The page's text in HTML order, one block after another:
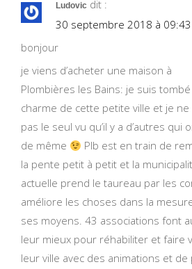
Ludovic dit :
30 septembre 2018 à 09:43
bonjour
je viens d’acheter une maison à
Plombières les Bains: je suis
charme de cette petite ville et je ne
pas le seul vu qu’il y a d’autres qui
de même
Plb est en train de
la pente petit à petit et la
actuelle prend le taureau par les
améliore les choses dans la
ses moyens. 43 associations font
leur mieux pour réhabiliter et faire
leur ville avec des animations et de